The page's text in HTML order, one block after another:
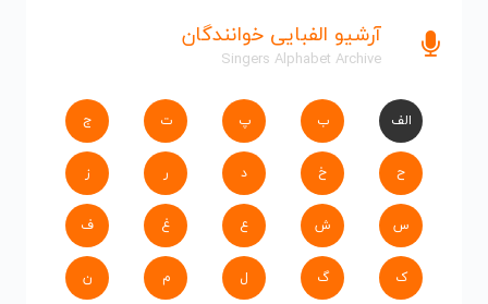
آرشیو الفبایی خوانندگان
Singers Alphabet Archive
الف ب پ ت ج
ح خ د ر ز
س ش ع غ ف
ک گ ل م ن